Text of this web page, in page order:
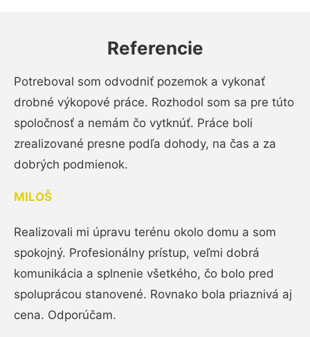
Referencie
Potreboval som odvodniť pozemok a vykonať
drobné výkopové práce. Rozhodol som sa pre túto
spoločnosť a nemám čo vytknúť. Práce boli
zrealizované presne podľa dohody, na čas a za
dobrých podmienok.
MILOŠ
Realizovali mi úpravu terénu okolo domu a som
spokojný. Profesionálny prístup, veľmi dobrá
komunikácia a splnenie všetkého, čo bolo pred
spoluprácou stanovené. Rovnako bola priaznivá aj
cena. Odporúčam.